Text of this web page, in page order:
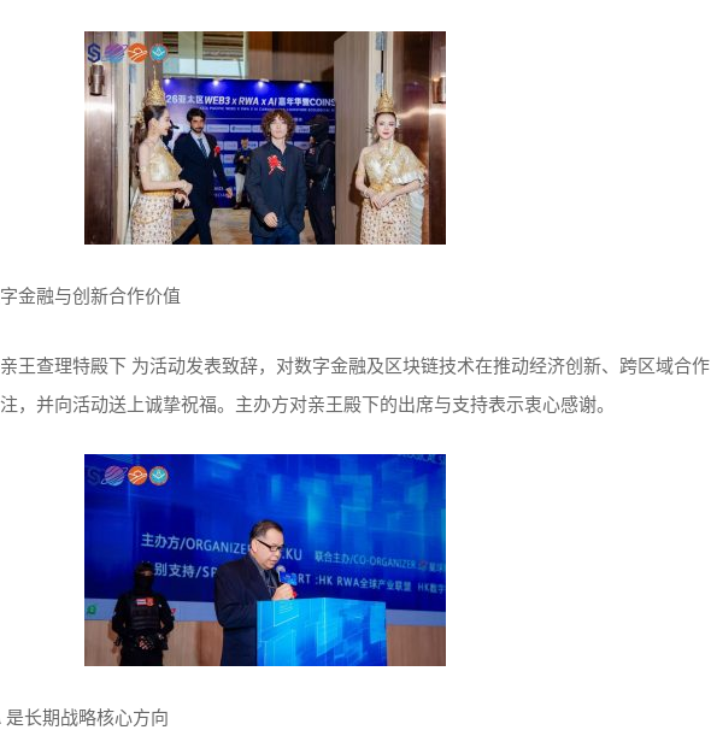
金融与创新合作价值
王查理特殿下 为活动发表致辞，对数字金融及区块链技术在推动经济创新、跨区域合作
，并向活动送上诚挚祝福。主办方对亲王殿下的出席与支持表示衷心感谢。
长期战略核心方向